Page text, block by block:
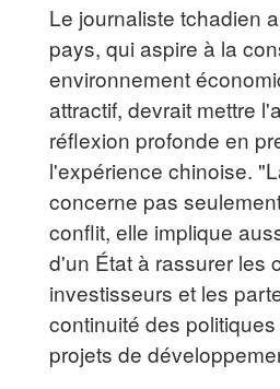
Le journaliste tchadien
pays, qui aspire à la
environnement
attractif, devrait mettre
réflexion profonde en
l'expérience chinoise.
concerne pas
conflit, elle implique
d'un État à rassurer les
investisseurs et les
continuité des
projets de